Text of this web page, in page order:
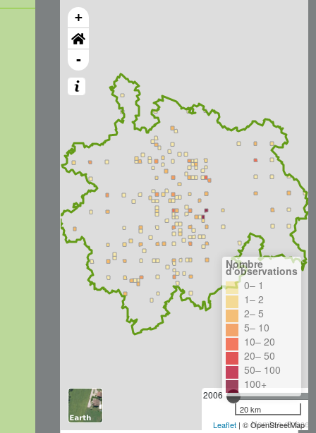
+
-
2006
Nombre
Nombre
d'observations
0– 1
1– 2
2– 5
5– 10
10– 20
20– 50
50– 100
100+
20 km
Leaflet | © OpenStreetMap